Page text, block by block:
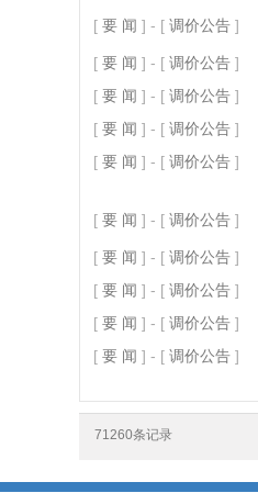
[ 要 闻 ] - [ 调价公告 ]
[ 要 闻 ] - [ 调价公告 ]
[ 要 闻 ] - [ 调价公告 ]
[ 要 闻 ] - [ 调价公告 ]
[ 要 闻 ] - [ 调价公告 ]
[ 要 闻 ] - [ 调价公告 ]
[ 要 闻 ] - [ 调价公告 ]
[ 要 闻 ] - [ 调价公告 ]
[ 要 闻 ] - [ 调价公告 ]
[ 要 闻 ] - [ 调价公告 ]
71260条记录